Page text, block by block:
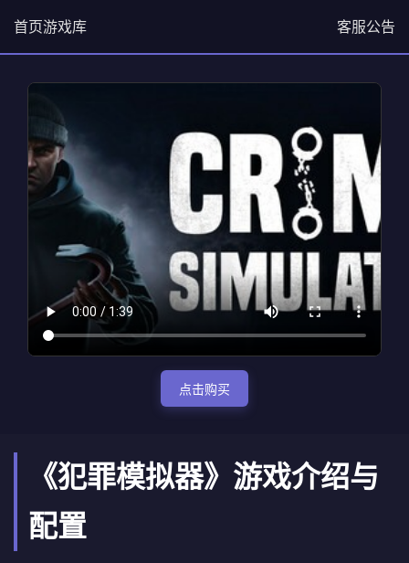
首页游戏库 客服公告
点击购买
《犯罪模拟器》游戏介绍与
配置